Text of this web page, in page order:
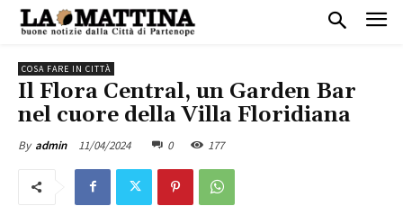
COSA FARE IN CITTÀ
Il Flora Central, un Garden Bar
nel cuore della Villa Floridiana
By admin 11/04/2024 0 177